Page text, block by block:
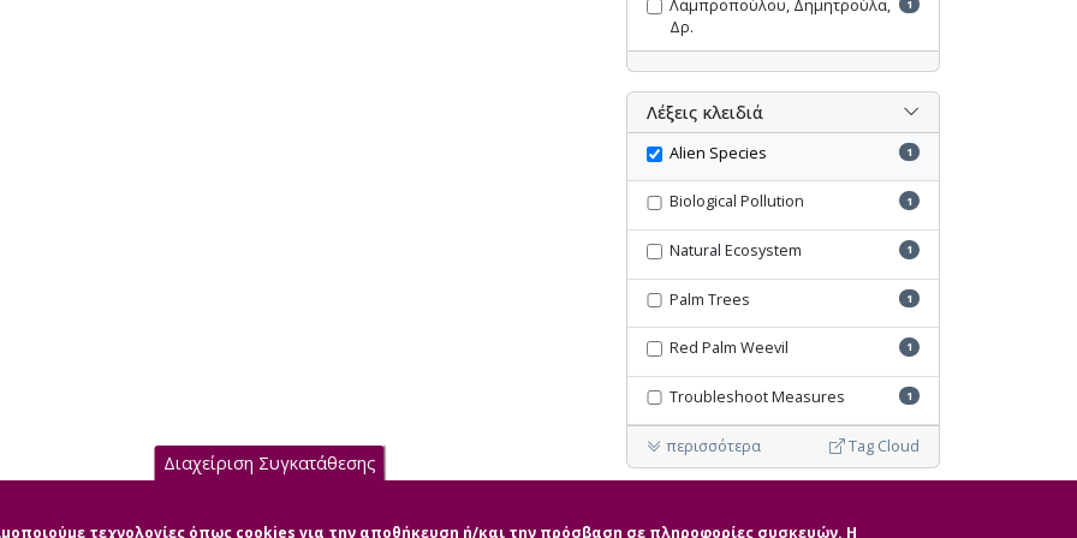
Λαμπροπούλου, Δημητρούλα,
Δρ.
1
Λέξεις κλειδιά
Alien Species 1
Biological Pollution 1
Natural Ecosystem 1
Palm Trees 1
Red Palm Weevil 1
Troubleshoot Measures 1
περισσότερα Tag Cloud
Διαχείριση Συγκατάθεσης
τεχνολογίες όπως cookies για την αποθήκευση ή/και την πρόσβαση σε πληροφορίες συσκευών. Η